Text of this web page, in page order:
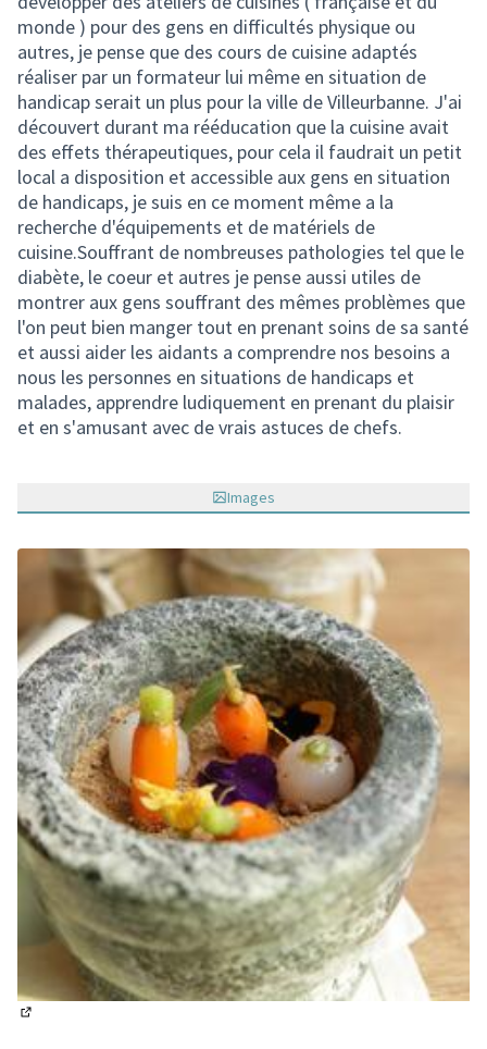
monde ) pour des gens en difficultés physique ou
autres, je pense que des cours de cuisine adaptés
réaliser par un formateur lui même en situation de
handicap serait un plus pour la ville de Villeurbanne. J'ai
découvert durant ma rééducation que la cuisine avait
des effets thérapeutiques, pour cela il faudrait un petit
local a disposition et accessible aux gens en situation
de handicaps, je suis en ce moment même a la
recherche d'équipements et de matériels de
cuisine.Souffrant de nombreuses pathologies tel que le
diabète, le coeur et autres je pense aussi utiles de
montrer aux gens souffrant des mêmes problèmes que
l'on peut bien manger tout en prenant soins de sa santé
et aussi aider les aidants a comprendre nos besoins a
nous les personnes en situations de handicaps et
malades, apprendre ludiquement en prenant du plaisir
et en s'amusant avec de vrais astuces de chefs.
Images